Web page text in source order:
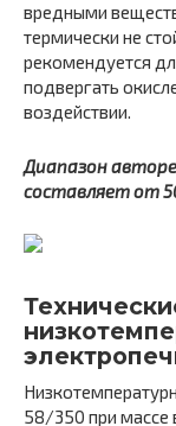
вредными
термически не
рекомендуется
подвергать
воздействии.
Диапазон
составляет от
58/350 при массе